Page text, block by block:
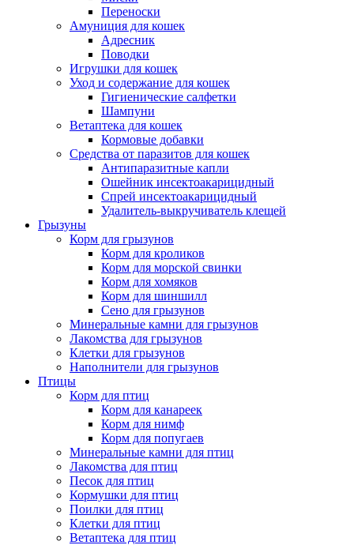
Переноски
Амуниция для кошек
Адресник
Поводки
Игрушки для кошек
Уход и содержание для кошек
Гигиенические салфетки
Шампуни
Ветаптека для кошек
Кормовые добавки
Средства от паразитов для кошек
Антипаразитные капли
Ошейник инсектоакарицидный
Спрей инсектоакарицидный
Удалитель-выкручиватель клещей
Грызуны
Корм для грызунов
Корм для кроликов
Корм для морской свинки
Корм для хомяков
Корм для шиншилл
Сено для грызунов
Минеральные камни для грызунов
Лакомства для грызунов
Клетки для грызунов
Наполнители для грызунов
Птицы
Корм для птиц
Корм для канареек
Корм для нимф
Корм для попугаев
Минеральные камни для птиц
Лакомства для птиц
Песок для птиц
Кормушки для птиц
Поилки для птиц
Клетки для птиц
Ветаптека для птиц